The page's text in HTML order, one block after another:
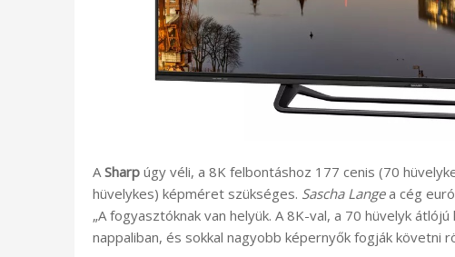
ASharp úgy véli, a 8K felbontáshoz 177 cenis (70
hüvelykes) képméret szükséges. Sascha Langea cég
„A fogyasztóknak van helyük. A 8K-val, a 70 hüvelyk
nappaliban, és sokkal nagyobb képernyők fogják követni